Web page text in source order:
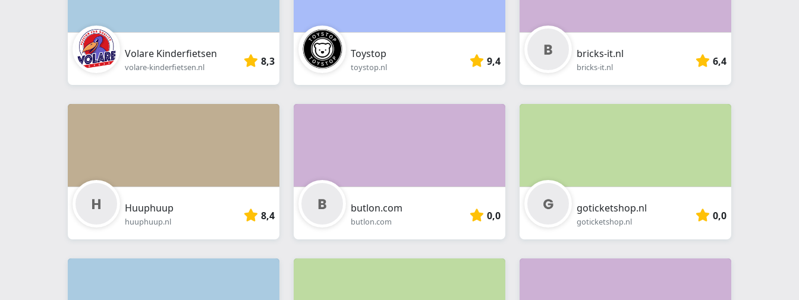
Volare Kinderfietsen
volare-kinderfietsen.nl 8,3
Toystop
toystop.nl 9,4
bricks-it.nl
bricks-it.nl 6,4
Huuphuup
huuphuup.nl 8,4
butlon.com
butlon.com 0,0
goticketshop.nl
goticketshop.nl 0,0